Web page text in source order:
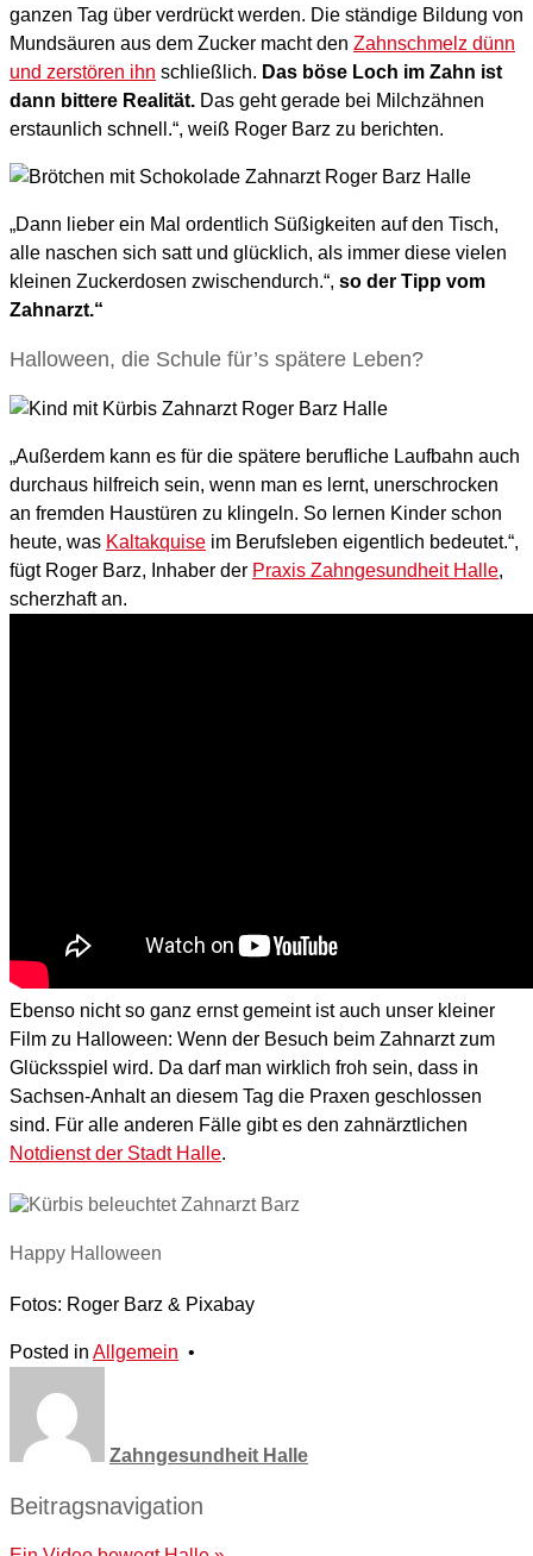
ganzen Tag über verdrückt werden. Die ständige Bildung von
Mundsäuren aus dem Zucker macht den Zahnschmelz dünn
und zerstören ihn schließlich. Das böse Loch im Zahn ist
dann bittere Realität. Das geht gerade bei Milchzähnen
erstaunlich schnell.“, weiß Roger Barz zu berichten.
„Dann lieber ein Mal ordentlich Süßigkeiten auf den Tisch,
alle naschen sich satt und glücklich, als immer diese vielen
kleinen Zuckerdosen zwischendurch.“, so der Tipp vom
Zahnarzt.“
Halloween, die Schule für’s spätere Leben?
„Außerdem kann es für die spätere berufliche Laufbahn auch
durchaus hilfreich sein, wenn man es lernt, unerschrocken
an fremden Haustüren zu klingeln. So lernen Kinder schon
heute, was Kaltakquise im Berufsleben eigentlich bedeutet.“,
fügt Roger Barz, Inhaber der Praxis Zahngesundheit Halle,
scherzhaft an.
Ebenso nicht so ganz ernst gemeint ist auch unser kleiner
Film zu Halloween: Wenn der Besuch beim Zahnarzt zum
Glücksspiel wird. Da darf man wirklich froh sein, dass in
Sachsen-Anhalt an diesem Tag die Praxen geschlossen
sind. Für alle anderen Fälle gibt es den zahnärztlichen
Notdienst der Stadt Halle.
Happy Halloween
Fotos: Roger Barz & Pixabay
Posted in Allgemein •
Zahngesundheit Halle
Beitragsnavigation